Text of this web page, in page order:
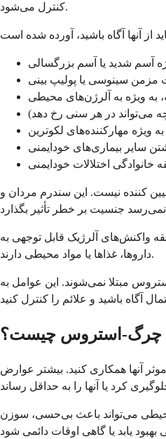
کنترل می‌شود.
آسم شدید یا آسم بزرگسالی
مزمن سینوسی یا پولیپ بینی
به ویژه به آلرژن‌های محیطی
مهارکننده‌های لکوترین
سایر بیماری‌های خودایمنی
خانوادگی اختلالات خودایمنی
کننده نیست. این سندرم مردان و
واکنش‌های آلرژیک قابل توجهی به
داروها، غذاها یا مواد محیطی دارند.
مبتلا نمی‌شوند. این عوامل به
چرگ-استروس چیست؟
آنها همکاری کنید. بیشتر عوارض
می‌تواند باعث بی‌حسی، سوزن